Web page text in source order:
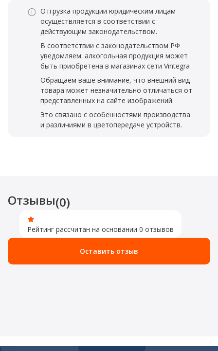
Отгрузка продукции юридическим лицам
осуществляется в соответствии с
действующим законодательством.
В соответствии с законодательством РФ
уведомляем: алкогольная продукция может
быть приобретена в магазинах сети Vintegra
Обращаем ваше внимание, что внешний вид
товара может незначительно отличаться от
представленных на сайте изображений.
Это связано с особенностями производства
и различиями в цветопередаче устройств.
Отзывы(0)
Рейтинг рассчитан на основании 0 отзывов
Оставить отзыв